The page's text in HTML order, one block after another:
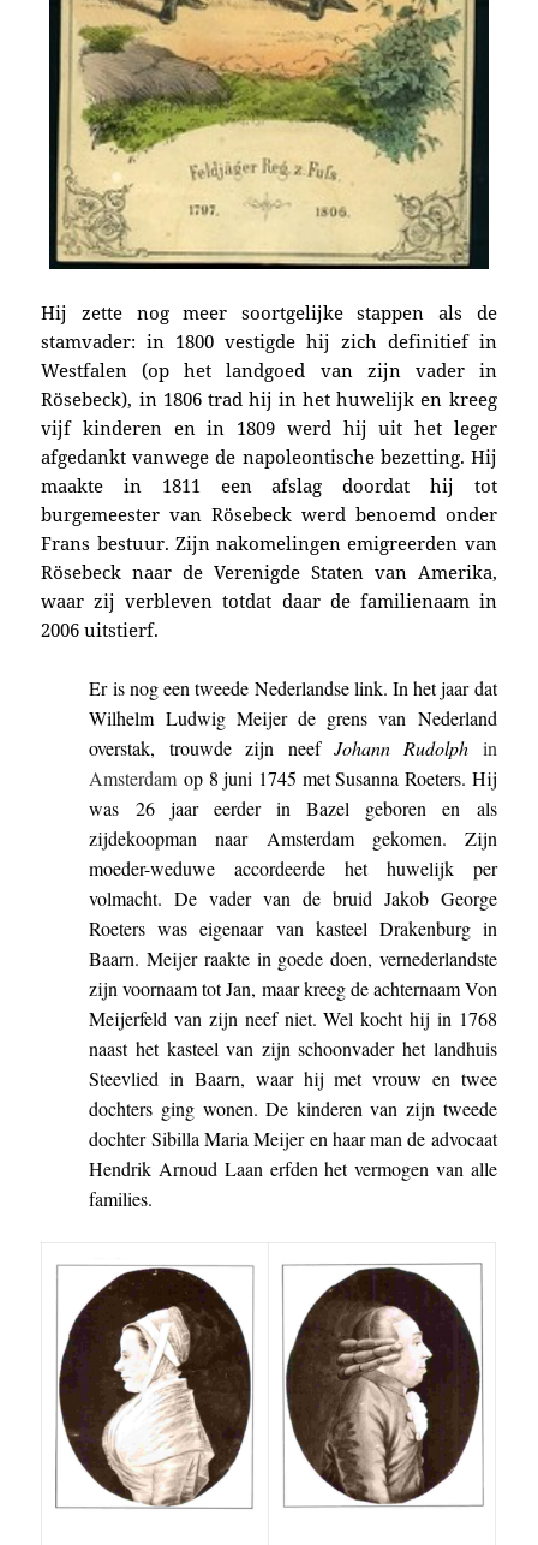
Hij zette nog meer soortgelijke stappen als de
stamvader:in 1800 vestigde hij zich definitief in
Westfalen (op het landgoed van zijn vader in
Rösebeck), in 1806 trad hij in het huwelijk en kreeg
vijf kinderen en in 1809 werd hij uit het leger
afgedankt vanwege de napoleontische bezetting. Hij
maakte in 1811 een afslag doordat hij tot
burgemeester van Rösebeck werd benoemd onder
Frans bestuur. Zijn nakomelingen emigreerden van
Rösebeck naar de Verenigde Staten van Amerika,
waar zij verbleven totdat daar de familienaam in
2006 uitstierf.
Er is nog een tweede Nederlandse link. In het jaar dat
Wilhelm Ludwig Meijer de grens van Nederland
overstak, trouwde zijn neef Johann Rudolph in
Amsterdamop 8 juni 1745 met Susanna Roeters. Hij
was 26 jaar eerder in Bazel geboren en als
zijdekoopman naar Amsterdam gekomen. Zijn
moeder-weduwe accordeerde het huwelijk per
volmacht. De vader van de bruid Jakob George
Roeters was eigenaar van kasteel Drakenburg in
Baarn. Meijer raakte in goede doen, vernederlandste
zijn voornaam tot Jan, maar kreeg de achternaam Von
Meijerfeld van zijn neef niet. Wel kocht hij in 1768
naast het kasteel van zijn schoonvader het landhuis
Steevlied in Baarn, waar hij met vrouw en twee
dochters ging wonen. De kinderen van zijn tweede
dochter Sibilla Maria Meijer en haar man de advocaat
Hendrik Arnoud Laan erfden het vermogen van alle
families.